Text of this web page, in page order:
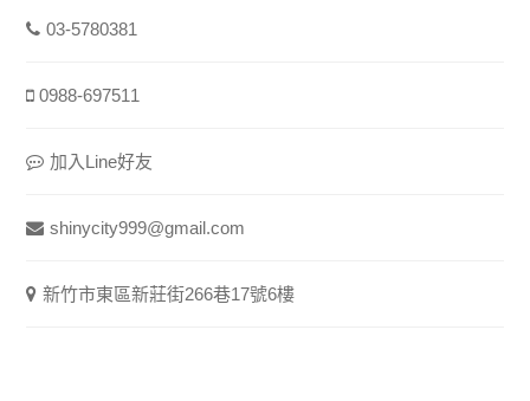
03-5780381
0988-697511
加入Line好友
shinycity999@gmail.com
新竹市東區新莊街266巷17號6樓